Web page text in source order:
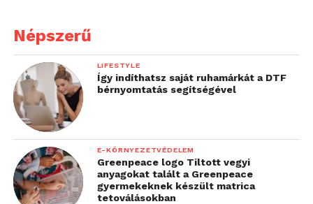
Népszerű
LIFESTYLE
Így indíthatsz saját ruhamárkát a DTF
bérnyomtatás segítségével
E-KÖRNYEZETVÉDELEM
Greenpeace logo Tiltott vegyi
anyagokat talált a Greenpeace
gyermekeknek készült matrica
tetoválásokban